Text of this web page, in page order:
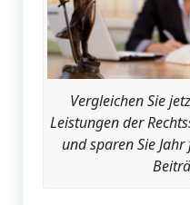
Vergleichen Sie
Leistungen der
und sparen Sie